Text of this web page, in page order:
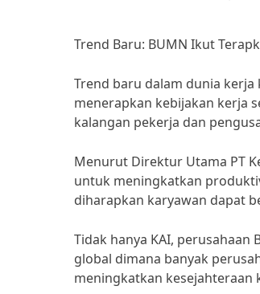
Trend Baru: BUMN Ikut
Trend baru dalam dunia kerja
menerapkan kebijakan kerja
kalangan pekerja dan
Menurut Direktur Utama PT
untuk meningkatkan
diharapkan karyawan dapat
Tidak hanya KAI,
global dimana banyak
meningkatkan kesejahteraan